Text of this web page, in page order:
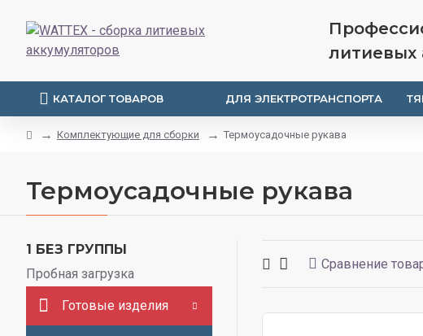
литиевых
КАТАЛОГ ТОВАРОВ ДЛЯ ЭЛЕКТРОТРАНСПОРТА
Комплектующие для сборки Термоусадочные рукава
Термоусадочные рукава
1 БЕЗ ГРУППЫ
Пробная загрузка
Готовые изделия
Сравнение